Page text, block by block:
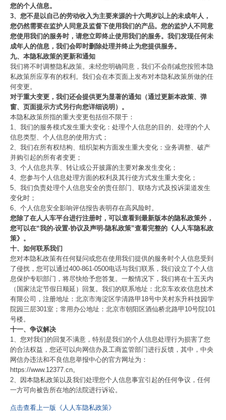
您的个人信息。
3、您不是以自己的劳动收入为主要来源的十六周岁以上的未成年人，
您仍然需要在监护人同意及监督下使用我们的产品。您的监护人不同意
您使用我们的服务时，请您立即终止使用我们的服务。我们发现任何未
成年人的信息，我们会即时删除处理并终止为您提供服务。
九、本隐私政策的更新和通知
我们将不时调整隐私政策。未经您明确同意，我们不会削减您按照本隐
私政策所应享有的权利。我们会在本页面上发布对本隐私政策所做的任
何变更。
对于重大变更，我们还会提供更为显著的通知（通过更新本政策、弹
窗、页面提示方式另行向您详细说明）。
本隐私政策所指的重大变更包括但不限于：
1、我们的服务模式发生重大变化：处理个人信息的目的、处理的个人
信息类型、个人信息的使用方式；
2、我们在所有权结构、组织架构方面发生重大变化：业务调整、破产
并购引起的所有者变更；
3、个人信息共享、转让或公开披露的主要对象发生变化；
4、您参与个人信息处理方面的权利及其行使方式发生重大变化；
5、我们负责处理个人信息安全的责任部门、联络方式及投诉渠道发生
变化时；
6、个人信息安全影响评估报告表明存在高风险时。
您除了在人人车平台进行注册时，可以查看到最新版本的隐私政策外，
您可以在“我的-设置-协议及声明-隐私政策”查看完整的《人人车隐私政
策》。
十、如何联系我们
您对本隐私政策有任何疑问或您在使用我们提供的服务时个人信息受到
了侵扰，您可以通过400-861-0500电话与我们联系，我们设立了个人信
息保护专职部门，将尽快给予您答复。一般情况下，我们将在十五天内
（国家法定节假日顺延）回复。我们的联系地址：北京车欢欢信息技术
有限公司，注册地址：北京市海淀区学清路甲18号中关村东升科技园学
院园三层301室；常用办公地址：北京市朝阳区酒仙桥北路甲10号院101
号楼。
十一、争议解决
1、您对我们的回复不满意，特别是我们的个人信息处理行为损害了您
的合法权益，您还可以向网信办及工商监管部门进行反馈，其中，中央
网信办违法和不良信息举报中心的官方网址为：
https://www.12377.cn。
2、因本隐私政策以及我们处理您个人信息事宜引起的任何争议，任何
一方可向被告所在地的法院进行诉讼。
点击查看上一版《人人车隐私政策》